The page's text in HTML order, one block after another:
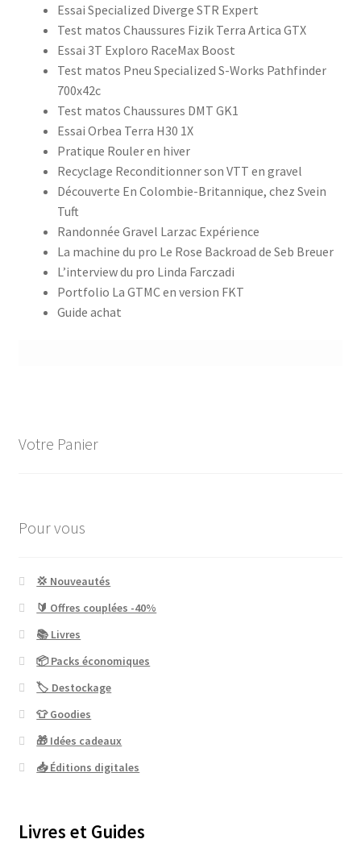
Essai Specialized Diverge STR Expert
Test matos Chaussures Fizik Terra Artica GTX
Essai 3T Exploro RaceMax Boost
Test matos Pneu Specialized S-Works Pathfinder
700x42c
Test matos Chaussures DMT GK1
Essai Orbea Terra H30 1X
Pratique Rouler en hiver
Recyclage Reconditionner son VTT en gravel
Découverte En Colombie-Britannique, chez Svein
Tuft
Randonnée Gravel Larzac Expérience
La machine du pro Le Rose Backroad de Seb Breuer
L’interview du pro Linda Farczadi
Portfolio La GTMC en version FKT
Guide achat
Votre Panier
Pour vous
💢 Nouveautés
🔰 Offres couplées -40%
📚 Livres
📦 Packs économiques
🏷 Destockage
👕 Goodies
🎁 Idées cadeaux
📥 Éditions digitales
Livres et Guides